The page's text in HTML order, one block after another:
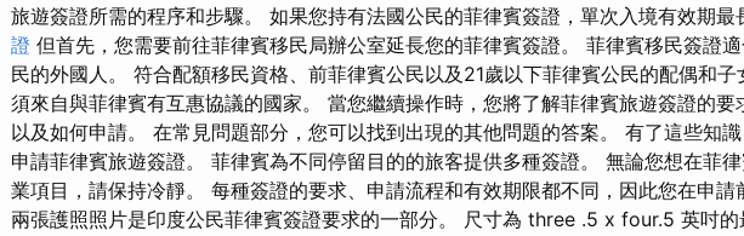
旅遊簽證所需的程序和步驟。 如果您持有法國公民的菲律賓簽證，單次入境有效期最
證 但首先，您需要前往菲律賓移民局辦公室延長您的菲律賓簽證。 菲律賓移民簽證
民的外國人。 符合配額移民資格、前菲律賓公民以及21歲以下菲律賓公民的配偶和
須來自與菲律賓有互惠協議的國家。 當您繼續操作時，您將了解菲律賓旅遊簽證的要
以及如何申請。 在常見問題部分，您可以找到出現的其他問題的答案。 有了這些知
申請菲律賓旅遊簽證。 菲律賓為不同停留目的的旅客提供多種簽證。 無論您想在菲
業項目，請保持冷靜。 每種簽證的要求、申請流程和有效期限都不同，因此您在申請
兩張護照照片是印度公民菲律賓簽證要求的一部分。 尺寸為 three .5 x four.5 英吋的